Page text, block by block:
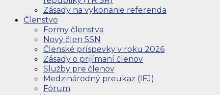
Zásady na vykonanie referenda
Členstvo
Formy členstva
Nový člen SSN
Členské príspevky v roku 2026
Zásady o prijímaní členov
Služby pre členov
Medzinárodný preukaz (IFJ)
Fórum